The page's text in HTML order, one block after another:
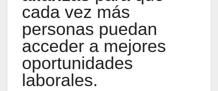
cada vez más
personas puedan
acceder a mejores
oportunidades
laborales.